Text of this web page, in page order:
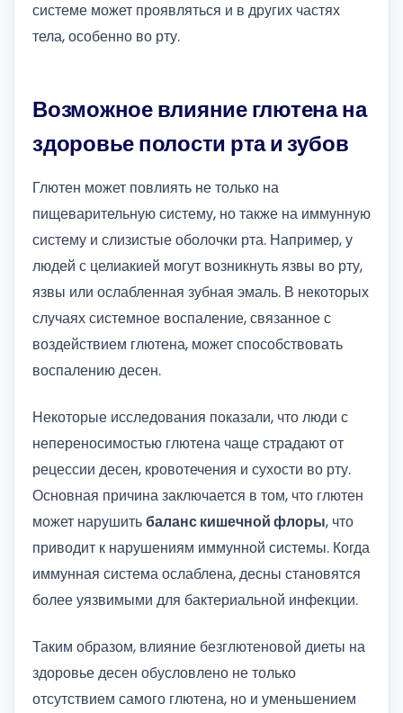
системе может проявляться и в других частях
тела, особенно во рту.
Возможное влияние глютена на
здоровье полости рта и зубов
Глютен может повлиять не только на
пищеварительную систему, но также на иммунную
систему и слизистые оболочки рта. Например, у
людей с целиакией могут возникнуть язвы во рту,
язвы или ослабленная зубная эмаль. В некоторых
случаях системное воспаление, связанное с
воздействием глютена, может способствовать
воспалению десен.
Некоторые исследования показали, что люди с
непереносимостью глютена чаще страдают от
рецессии десен, кровотечения и сухости во рту.
Основная причина заключается в том, что глютен
может нарушитьбаланс кишечной флоры, что
приводит к нарушениям иммунной системы. Когда
иммунная система ослаблена, десны становятся
более уязвимыми для бактериальной инфекции.
Таким образом, влияние безглютеновой диеты на
здоровье десен обусловлено не только
отсутствием самого глютена, но и уменьшением